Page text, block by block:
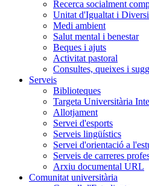
Recerca socialment
Unitat d'Igualtat i
Medi ambient
Salut mental i benestar
Beques i ajuts
Activitat pastoral
Consultes, queixes i
Serveis
Biblioteques
Targeta Universitària
Allotjament
Servei d'esports
Serveis lingüístics
Servei d'orientació a
Serveis de carreres
Arxiu documental URL
Comunitat universitària